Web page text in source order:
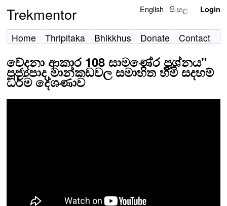
Trekmentor English සිංහල Login
Home Thripitaka Bhikkhus Donate Contact
වේදනා ආකාර 108 සාමණේර ප්‍රශ්නය"
පූජ්‍යපාද මාන්කඩවල සමාහිත හිමි සදහම්
ධර්ම දේශණාව